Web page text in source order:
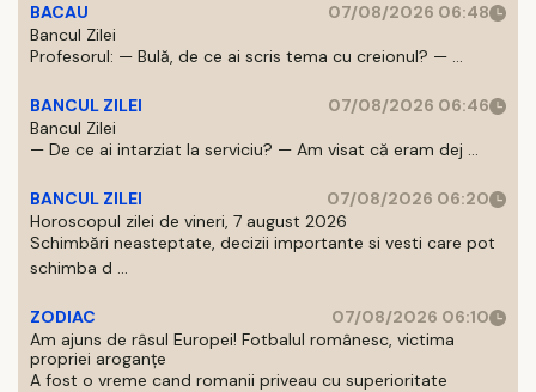
BACAU
07/08/2026 06:48
Bancul Zilei
Profesorul: — Bulă, de ce ai scris tema cu creionul? — ...
BANCUL ZILEI
07/08/2026 06:46
Bancul Zilei
— De ce ai intarziat la serviciu? — Am visat că eram dej ...
BANCUL ZILEI
07/08/2026 06:20
Horoscopul zilei de vineri, 7 august 2026
Schimbări neasteptate, decizii importante si vesti care pot
schimba d ...
ZODIAC
07/08/2026 06:10
Am ajuns de râsul Europei! Fotbalul românesc, victima
propriei aroganțe
A fost o vreme cand romanii priveau cu superioritate